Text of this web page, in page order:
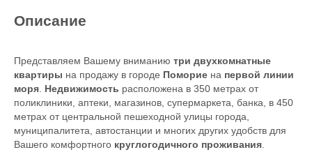
Описание
Представляем Вашему вниманию три двухкомнатные
квартиры на продажу в городе Поморие на первой линии
моря. Недвижимость расположена в 350 метрах от
поликлиники, аптеки, магазинов, супермаркета, банка, в 450
метрах от центральной пешеходной улицы города,
муниципалитета, автостанции и многих других удобств для
Вашего комфортного круглогодичного проживания.